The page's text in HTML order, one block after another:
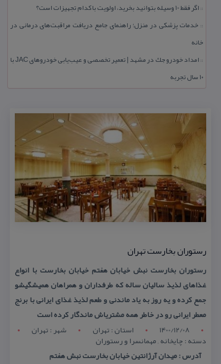
:: اگر فقط 10 وسیله بتوانید بخرید، اولویت با كدام تجهیزات است؟
:: خدمات پزشكی در منزل؛ راهنمای جامع دریافت مراقبت‌های درمانی در
خانه
::
امداد خودرو جك در مشهد | تعمیر تخصصی و عیب‌یابی خودروهای JAC با
۱۰ سال تجربه
رستوران بخارست تهران
رستوران بخارست نبش خیابان هفتم خیابان بخارست با انواع
غذاهای لذیذ سالیان ساله كه طرفداران و همراهان همیشگیشو
جمع كرده و یه روز به یاد ماندنی و طعم لذیذ غذای ایرانی با برنج
معطر ایرانی رو در خاطر همه مشتریاش ماندگار كرده است
1400/12/08
استان : تهران شهر : تهران
دسته : چایخانه , مهمانسرا و رستوران
آدرس : میدان آرژانتین خیابان بخارست نبش هفتم